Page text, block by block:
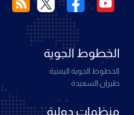
الخطوط الجوية
الخطوط الجوية اليمنية
طيران السعيدة
منظمات دولية